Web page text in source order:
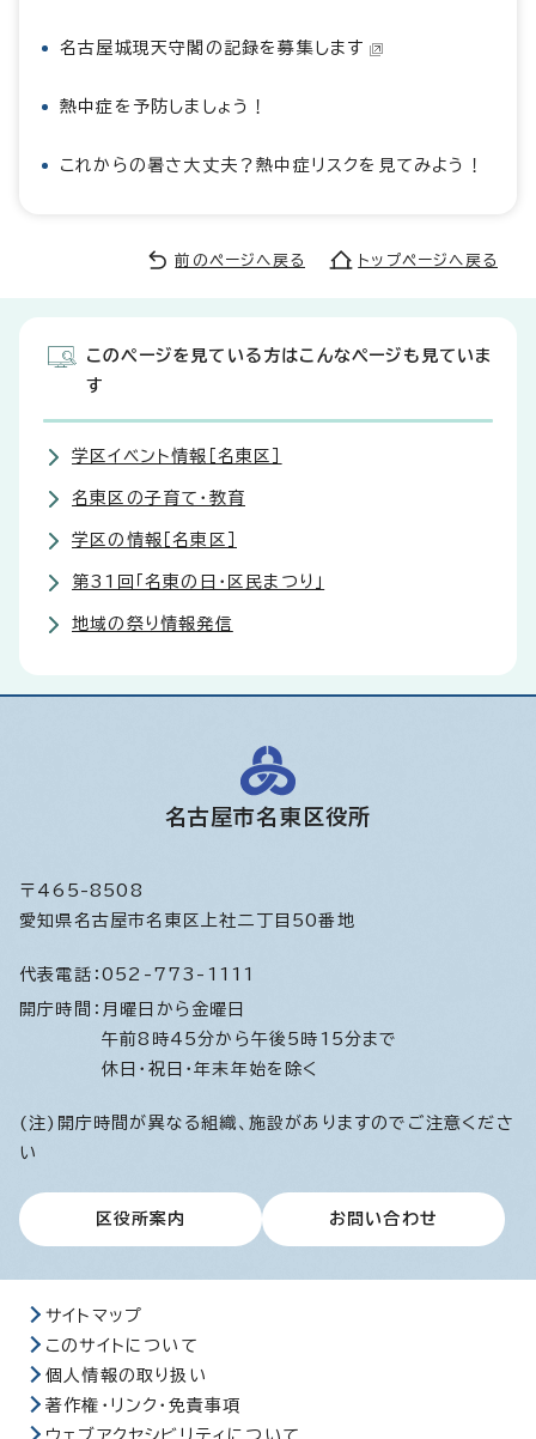
名古屋城現天守閣の記録を募集します
熱中症を予防しましょう！
これからの暑さ大丈夫？熱中症リスクを見てみよう！
前のページへ戻る トップページへ戻る
このページを見ている方はこんなページも見ていま
す
学区イベント情報［名東区］
名東区の子育て・教育
学区の情報［名東区］
第31回「名東の日・区民まつり」
地域の祭り情報発信
名古屋市名東区役所
〒465-8508
愛知県名古屋市名東区上社二丁目50番地
代表電話： 052-773-1111
開庁時間： 月曜日から金曜日
午前8時45分から午後5時15分まで
休日・祝日・年末年始を除く
(注)開庁時間が異なる組織、施設がありますのでご注意くださ
い
区役所案内 お問い合わせ
サイトマップ
このサイトについて
個人情報の取り扱い
著作権・リンク・免責事項